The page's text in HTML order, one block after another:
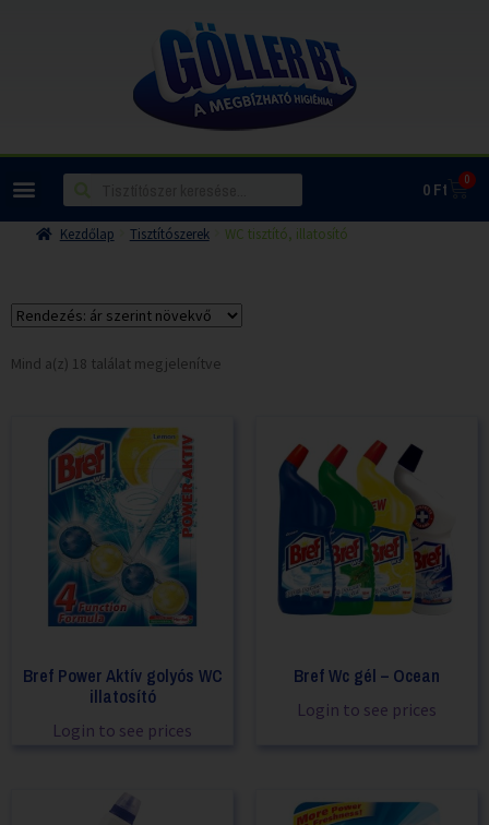
0Ft 0
Kezdőlap Tisztítószerek WC tisztító, illatosító
Mind a(z) 18 találat megjelenítve
Bref Power Aktív golyós WC
illatosító
Login to see prices
Bref Wc gél – Ocean
Login to see prices